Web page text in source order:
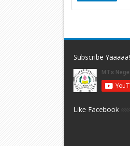
Subscribe Yaaaaa!
Like Facebook